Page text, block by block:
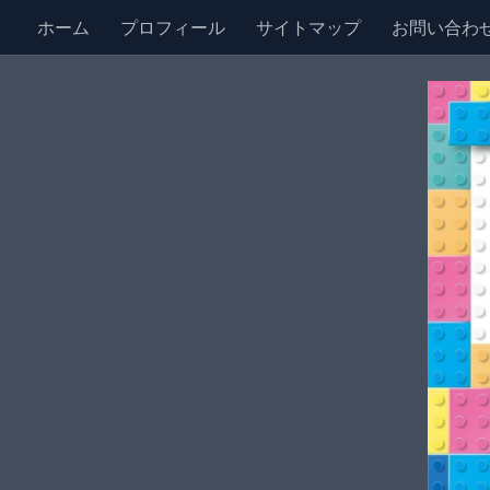
ホーム プロフィール サイトマップ お問い合わ